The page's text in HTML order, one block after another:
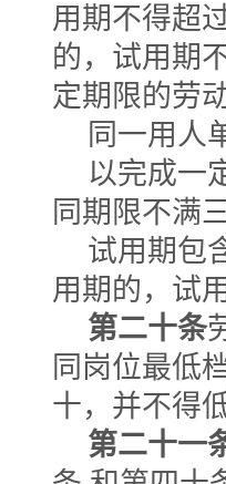
用期不得超
的，试用期
定期限的劳
同一用人
以完成一
同期限不满
试用期包
用期的，试
第二十条
同岗位最低
十，并不得
第二十一